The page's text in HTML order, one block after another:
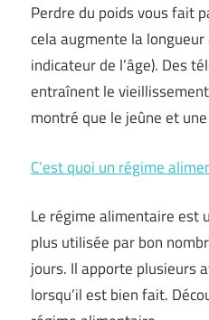
Perdre du poids vous fait
cela augmente la
indicateur de l’âge). Des
entraînent le
montré que le jeûne et
C’est quoi un régime
Le régime alimentaire est
plus utilisée par bon
jours. Il apporte plusieurs
lorsqu’il est bien fait.